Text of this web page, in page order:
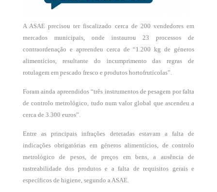
A ASAE precisou ter fiscalizado cerca de 200 vendedores em
mercados municipais, onde instaurou 23 processos de
contraordenação e apreendeu cerca de “1.200 kg de géneros
alimentícios, resultante do incumprimento das regras de
rotulagem em pescado fresco e produtos hortofrutícolas”.
Foram ainda apreendidos “três instrumentos de pesagem por falta
de controlo metrológico, tudo num valor global que ascendeu a
cerca de 3.300 euros”.
Entre as principais infrações detetadas estavam a falta de
indicações obrigatórias em géneros alimentícios, de controlo
metrológico de pesos, de preços em bens, a ausência de
rastreabilidade dos produtos e a falta de requisitos gerais e
específicos de higiene, segundo a ASAE.